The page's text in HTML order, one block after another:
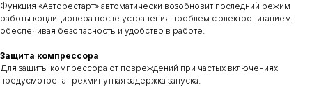
Функция «Авторестарт» автоматически возобновит последний режим
работы кондиционера после устранения проблем с электропитанием,
обеспечивая безопасность и удобство в работе.
Защита компрессора
Для защиты компрессора от повреждений при частых включениях
предусмотрена трехминутная задержка запуска.